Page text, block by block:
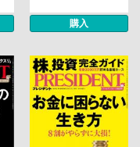
購入